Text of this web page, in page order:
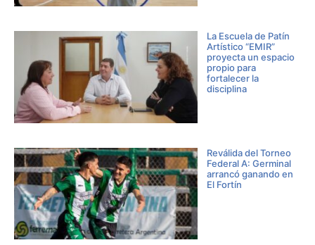
La Escuela de Patín
Artístico “EMIR”
proyecta un espacio
propio para
fortalecer la
disciplina
Reválida del Torneo
Federal A: Germinal
arrancó ganando en
El Fortín